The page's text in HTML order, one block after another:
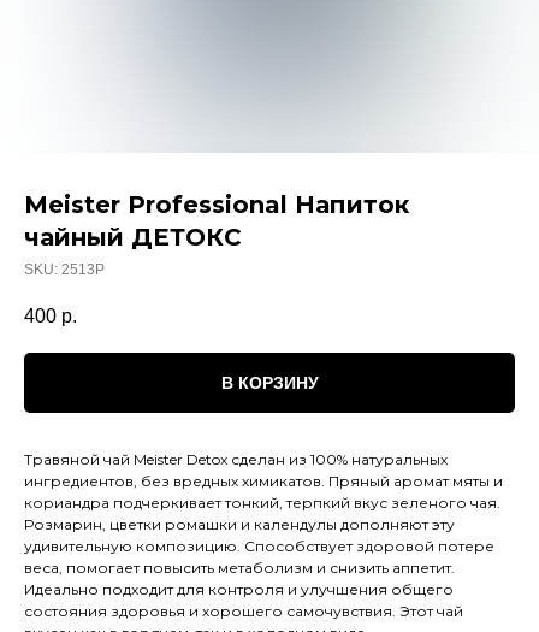
Meister Professional Напиток
чайный ДЕТОКС
SKU: 2513Р
400 р.
В КОРЗИНУ
Травяной чай Meister Detox сделан из 100% натуральных
ингредиентов, без вредных химикатов. Пряный аромат мяты и
кориандра подчеркивает тонкий, терпкий вкус зеленого чая.
Розмарин, цветки ромашки и календулы дополняют эту
удивительную композицию. Способствует здоровой потере
веса, помогает повысить метаболизм и снизить аппетит.
Идеально подходит для контроля и улучшения общего
состояния здоровья и хорошего самочувствия. Этот чай